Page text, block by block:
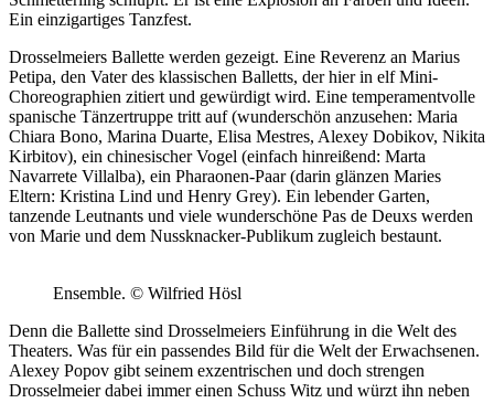
Ein einzigartiges Tanzfest.
Drosselmeiers Ballette werden gezeigt. Eine Reverenz an Marius
Petipa, den Vater des klassischen Balletts, der hier in elf Mini-
Choreographien zitiert und gewürdigt wird. Eine temperamentvolle
spanische Tänzertruppe tritt auf (wunderschön anzusehen: Maria
Chiara Bono, Marina Duarte, Elisa Mestres, Alexey Dobikov, Nikita
Kirbitov), ein chinesischer Vogel (einfach hinreißend: Marta
Navarrete Villalba), ein Pharaonen-Paar (darin glänzen Maries
Eltern: Kristina Lind und Henry Grey). Ein lebender Garten,
tanzende Leutnants und viele wunderschöne Pas de Deuxs werden
von Marie und dem Nussknacker-Publikum zugleich bestaunt.
Ensemble. © Wilfried Hösl
Denn die Ballette sind Drosselmeiers Einführung in die Welt des
Theaters. Was für ein passendes Bild für die Welt der Erwachsenen.
Alexey Popov gibt seinem exzentrischen und doch strengen
Drosselmeier dabei immer einen Schuss Witz und würzt ihn neben